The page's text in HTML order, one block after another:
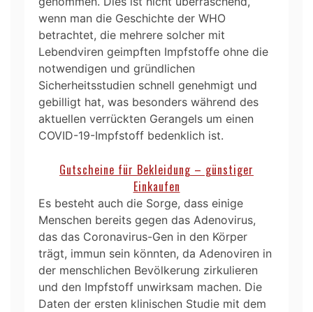
wenn man die Geschichte der WHO
betrachtet, die mehrere solcher mit
Lebendviren geimpften Impfstoffe ohne die
notwendigen und gründlichen
Sicherheitsstudien schnell genehmigt und
gebilligt hat, was besonders während des
aktuellen verrückten Gerangels um einen
COVID-19-Impfstoff bedenklich ist.
Gutscheine für Bekleidung – günstiger
Einkaufen
Es besteht auch die Sorge, dass einige
Menschen bereits gegen das Adenovirus,
das das Coronavirus-Gen in den Körper
trägt, immun sein könnten, da Adenoviren in
der menschlichen Bevölkerung zirkulieren
und den Impfstoff unwirksam machen. Die
Daten der ersten klinischen Studie mit dem